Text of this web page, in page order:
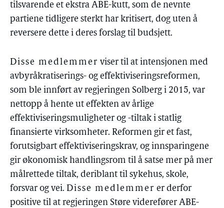
tilsvarende et ekstra ABE-kutt, som de nevnte
partiene tidligere sterkt har kritisert, dog uten å
reversere dette i deres forslag til budsjett.
Disse medlemmer viser til at intensjonen med
avbyråkratiserings- og effektiviseringsreformen,
som ble innført av regjeringen Solberg i 2015, var
nettopp å hente ut effekten av årlige
effektiviseringsmuligheter og -tiltak i statlig
finansierte virksomheter. Reformen gir et fast,
forutsigbart effektiviseringskrav, og innsparingene
gir økonomisk handlingsrom til å satse mer på mer
målrettede tiltak, deriblant til sykehus, skole,
forsvar og vei. Disse medlemmer er derfor
positive til at regjeringen Støre viderefører ABE-